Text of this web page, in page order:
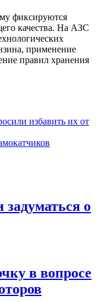
фиксируются
качества. На АЗС
применение
правил хранения
избавить их от
о
в вопросе